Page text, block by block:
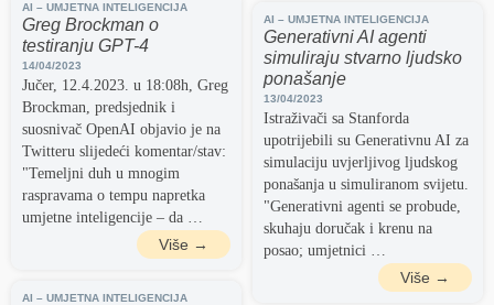
AI – UMJETNA INTELIGENCIJA
Greg Brockman o
testiranju GPT-4
14/04/2023
Jučer, 12.4.2023. u 18:08h, Greg
Brockman, predsjednik i
suosnivač OpenAI objavio je na
Twitteru slijedeći komentar/stav:
"Temeljni duh u mnogim
raspravama o tempu napretka
umjetne inteligencije – da …
Više →
AI – UMJETNA INTELIGENCIJA
Generativni AI agenti
simuliraju stvarno ljudsko
ponašanje
13/04/2023
Istraživači sa Stanforda
upotrijebili su Generativnu AI za
simulaciju uvjerljivog ljudskog
ponašanja u simuliranom svijetu.
"Generativni agenti se probude,
skuhaju doručak i krenu na
posao; umjetnici …
Više →
AI – UMJETNA INTELIGENCIJA